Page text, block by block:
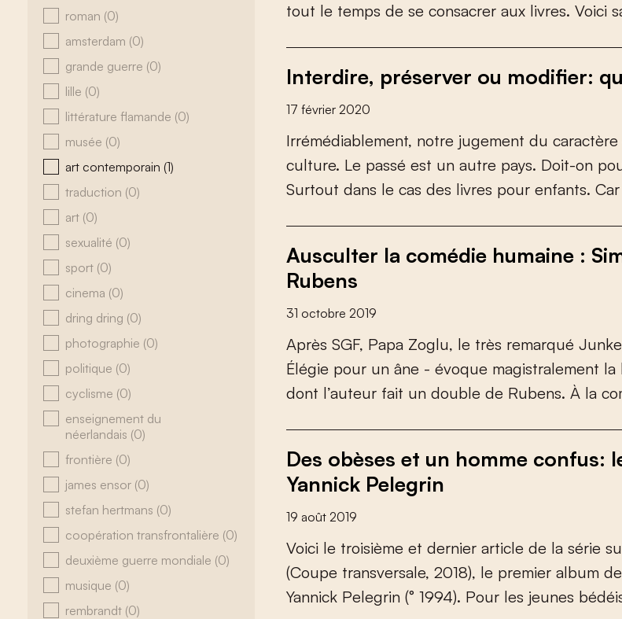
roman (0)
amsterdam (0)
grande guerre (0)
lille (0)
littérature flamande (0)
musée (0)
art contemporain (1)
traduction (0)
art (0)
sexualité (0)
sport (0)
cinema (0)
dring dring (0)
photographie (0)
politique (0)
cyclisme (0)
enseignement du
néerlandais (0)
frontière (0)
james ensor (0)
stefan hertmans (0)
coopération transfrontalière (0)
deuxième guerre mondiale (0)
musique (0)
rembrandt (0)
tout le temps de se consacrer aux livres. Voici s
Interdire, préserver ou modifier:
17 février 2020
Irrémédiablement, notre jugement du caractère
culture. Le passé est un autre pays. Doit-on po
Surtout dans le cas des livres pour enfants. Car
Ausculter la comédie humaine :
Rubens
31 octobre 2019
Après SGF, Papa Zoglu, le très remarqué Junke
Élégie pour un âne - évoque magistralement la
dont l’auteur fait un double de Rubens. À la co
Des obèses et un homme confus:
Yannick Pelegrin
19 août 2019
Voici le troisième et dernier article de la série su
(Coupe transversale, 2018), le premier album de
Yannick Pelegrin (° 1994). Pour les jeunes bédéi